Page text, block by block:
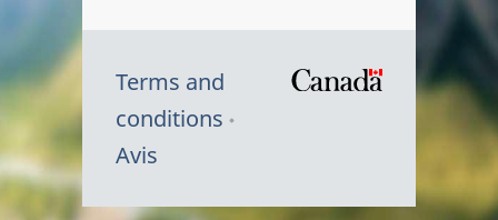
Terms and
conditions
Avis